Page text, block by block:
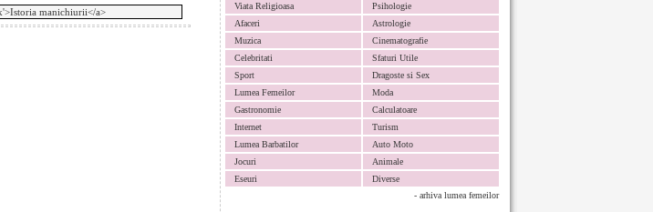
Viata Religioasa
Psihologie
Afaceri
Astrologie
Muzica
Cinematografie
Celebritati
Sfaturi Utile
Sport
Dragoste si Sex
Lumea Femeilor
Moda
Gastronomie
Calculatoare
Internet
Turism
Lumea Barbatilor
Auto Moto
Jocuri
Animale
Eseuri
Diverse
- arhiva lumea femeilor